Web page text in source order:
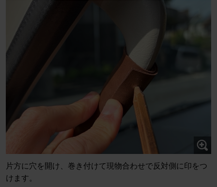
片方に穴を開け、巻き付けて現物合わせで反対側に印をつ
けます。